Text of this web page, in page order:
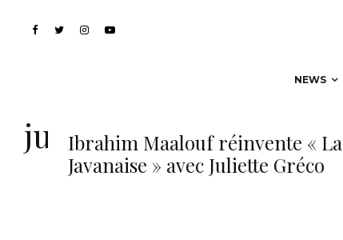
NEWS
juliette gréco
Ibrahim Maalouf réinvente « La
Javanaise » avec Juliette Gréco